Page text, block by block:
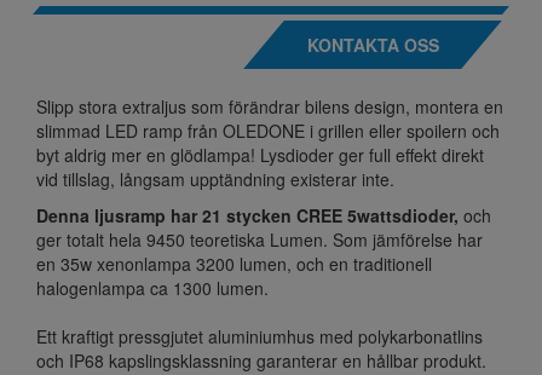
KONTAKTA OSS
Slipp stora extraljus som förändrar bilens design, montera en
slimmad LED ramp från OLEDONE i grillen eller spoilern och
byt aldrig mer en glödlampa! Lysdioder ger full effekt direkt
vid tillslag, långsam upptändning existerar inte.
Denna ljusramp har 21 stycken CREE 5wattsdioder, och
ger totalt hela 9450 teoretiska Lumen. Som jämförelse har
en 35w xenonlampa 3200 lumen, och en traditionell
halogenlampa ca 1300 lumen.
Ett kraftigt pressgjutet aluminiumhus med polykarbonatlins
och IP68 kapslingsklassning garanterar en hållbar produkt.